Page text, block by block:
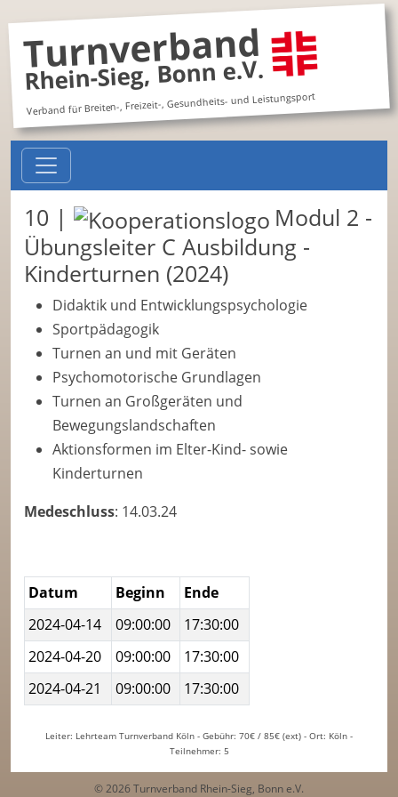
Turnverband
Rhein-Sieg, Bonn e.V.
Verband für Breiten-, Freizeit-, Gesundheits- und Leistungsport
10 |
Modul 2 -
Übungsleiter C Ausbildung -
Kinderturnen (2024)
Didaktik und Entwicklungspsychologie
Sportpädagogik
Turnen an und mit Geräten
Psychomotorische Grundlagen
Turnen an Großgeräten und
Bewegungslandschaften
Aktionsformen im Elter-Kind- sowie
Kinderturnen
Medeschluss: 14.03.24
Datum Beginn
Ende
2024-04-14
09:00:00
17:30:00
2024-04-20
09:00:00
17:30:00
2024-04-21
09:00:00 17:30:00
Leiter: Lehrteam Turnverband Köln - Gebühr: 70€ / 85€ (ext) - Ort: Köln -
Teilnehmer: 5
© 2026 Turnverband Rhein-Sieg, Bonn e.V.